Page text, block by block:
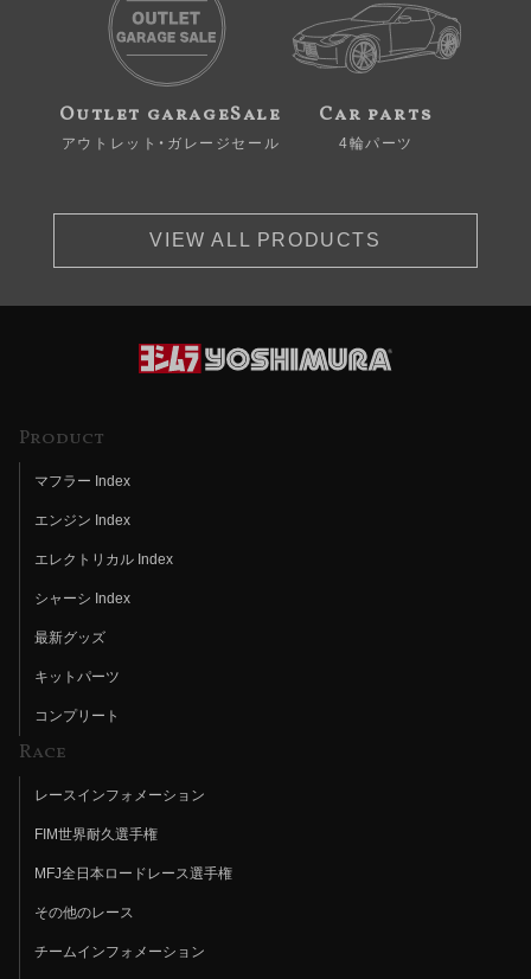
Outlet garageSale
アウトレット・ガレージセール
Car parts
4輪パーツ
VIEW ALL PRODUCTS
Product
マフラー Index
エンジン Index
エレクトリカル Index
シャーシ Index
最新グッズ
キットパーツ
コンプリート
Race
レースインフォメーション
FIM世界耐久選手権
MFJ全日本ロードレース選手権
その他のレース
チームインフォメーション